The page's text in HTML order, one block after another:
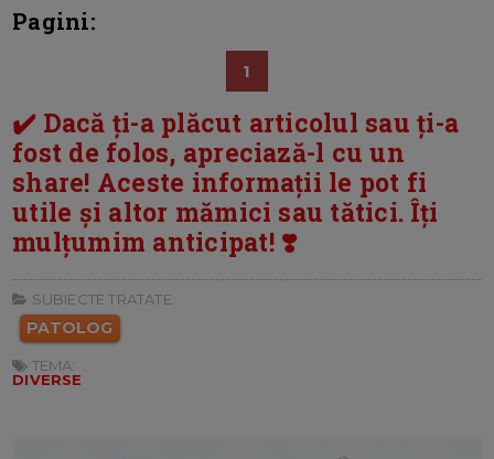
Pagini:
1
✔️ Dacă ți-a plăcut articolul sau ți-a
fost de folos, apreciază-l cu un
share! Aceste informații le pot fi
utile și altor mămici sau tătici. Îți
mulțumim anticipat! ❣️
SUBIECTE TRATATE:
PATOLOG
TEMA:
DIVERSE